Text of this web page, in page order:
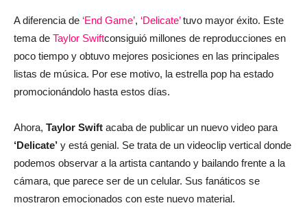
A diferencia de ‘End Game’, ‘Delicate’tuvo mayor éxito. Este
tema de Taylor Swiftconsiguió millones de reproducciones en
poco tiempo y obtuvo mejores posiciones en las principales
listas de música. Por ese motivo, la estrella pop ha estado
promocionándolo hasta estos días.
Ahora, Taylor Swift acaba de publicar un nuevo video para
‘Delicate’ y está genial. Se trata de un videoclip vertical donde
podemos observar a la artista cantando y bailando frente a la
cámara, que parece ser de un celular. Sus fanáticos se
mostraron emocionados con este nuevo material.